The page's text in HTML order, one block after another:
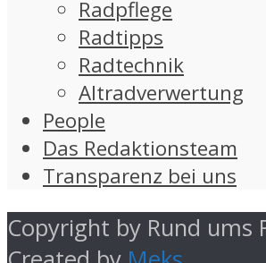
Radpflege
Radtipps
Radtechnik
Altradverwertung
People
Das Redaktionsteam
Transparenz bei uns
Copyright by Rund ums